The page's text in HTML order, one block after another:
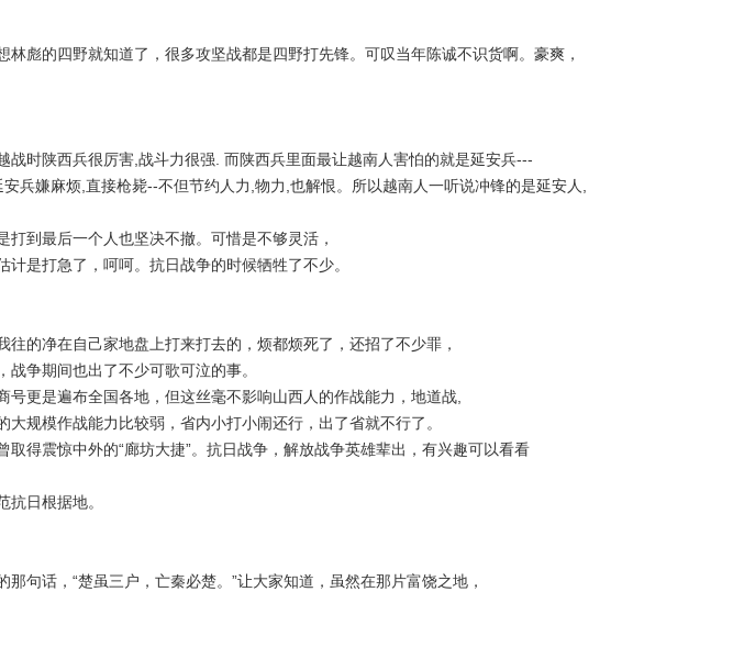
彪的四野就知道了，很多攻坚战都是四野打先锋。可叹当年陈诚不识货啊。豪爽，
时陕西兵很厉害,战斗力很强. 而陕西兵里面最让越南人害怕的就是延安兵---
兵嫌麻烦,直接枪毙--不但节约人力,物力,也解恨。所以越南人一听说冲锋的是延安人,
到最后一个人也坚决不撤。可惜是不够灵活，
是打急了，呵呵。抗日战争的时候牺牲了不少。
的净在自己家地盘上打来打去的，烦都烦死了，还招了不少罪，
争期间也出了不少可歌可泣的事。
更是遍布全国各地，但这丝毫不影响山西人的作战能力，地道战,
规模作战能力比较弱，省内小打小闹还行，出了省就不行了。
得震惊中外的“廊坊大捷”。抗日战争，解放战争英雄辈出，有兴趣可以看看
日根据地。
句话，“楚虽三户，亡秦必楚。”让大家知道，虽然在那片富饶之地，